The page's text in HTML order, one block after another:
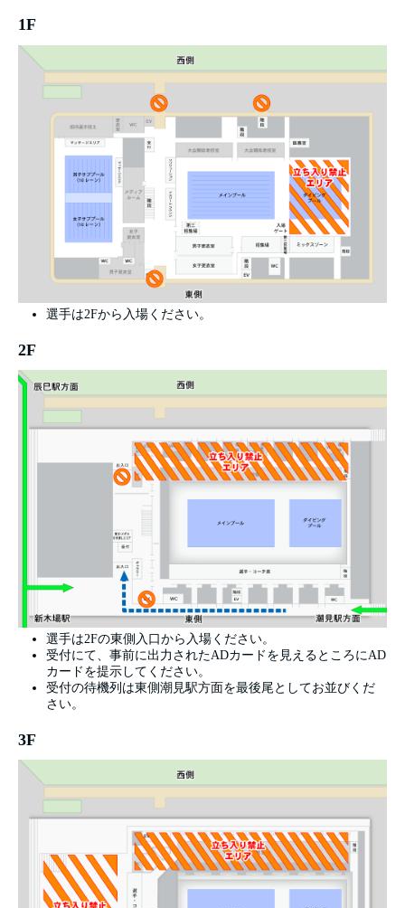
1F
選手は2Fから入場ください。
2F
選手は2Fの東側入口から入場ください。
受付にて、事前に出力されたADカードを見えるところにAD
カードを提示してください。
受付の待機列は東側潮見駅方面を最後尾としてお並びくだ
さい。
3F